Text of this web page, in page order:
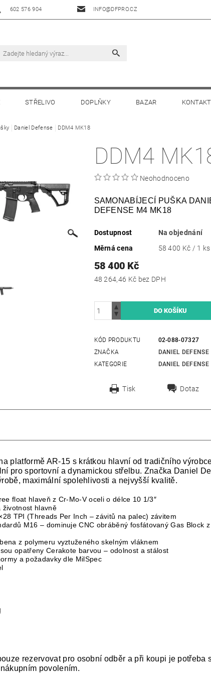
602 576 904 INFO@DFPRO.CZ
STŘELIVO DOPLŇKY BAZAR
Daniel Defense DDM4 MK18
DDM4
Neohodnoceno
SAMONABÍJECÍ PUŠKA
DEFENSE M4 MK18
Dostupnost
Na objednání
Měrná cena
58 400 Kč / 1 ks
58 400 Kč
48 264,46 Kč bez DPH
KÓD PRODUKTU
02-088-07327
ZNAČKA
DANIEL DEFENSE
KATEGORIE
DANIEL DEFENSE
Tisk Dotaz
platformě AR-15 s krátkou hlavní od tradičního
pro sportovní a dynamickou střelbu. Značka Daniel
maximální spolehlivosti a nejvyšší kvalitě.
float hlaveň z Cr-Mo-V oceli o délce 10 1/3″
životnost hlavně
TPI (Threads Per Inch – závitů na palec) závitem
M16 – dominuje CNC obráběný fosfátovaný Gas Block
z polymeru vyztuženého skelným vláknem
opatřeny Cerakote barvou – odolnost a stálost
a požadavky dle MilSpec
rezervovat pro osobní odběr a při koupi je potřeba
povolením.